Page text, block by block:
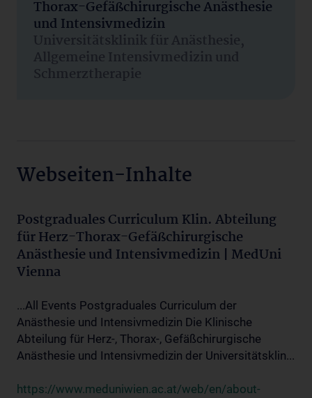
Thorax-Gefäßchirurgische Anästhesie
und Intensivmedizin
Universitätsklinik für Anästhesie,
Allgemeine Intensivmedizin und
Schmerztherapie
Webseiten-Inhalte
Postgraduales Curriculum Klin. Abteilung
für Herz-Thorax-Gefäßchirurgische
Anästhesie und Intensivmedizin | MedUni
Vienna
...All Events Postgraduales Curriculum der
Anästhesie und Intensivmedizin Die Klinische
Abteilung für Herz-, Thorax-, Gefäßchirurgische
Anästhesie und Intensivmedizin der Universitätsklin...
https://www.meduniwien.ac.at/web/en/about-